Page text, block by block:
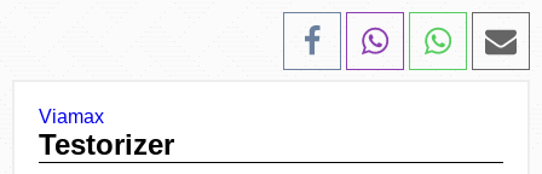
Viamax
Testorizer